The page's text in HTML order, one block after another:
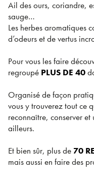
Ail des ours, coriandre,
sauge…
Les herbes aromatiques
d’odeurs et de vertus
Pour vous les faire
regroupé PLUS DE 40
Organisé de façon
vous y trouverez tout ce
reconnaître, conserver et
ailleurs.
Et bien sûr, plus de 70
mais aussi en faire des